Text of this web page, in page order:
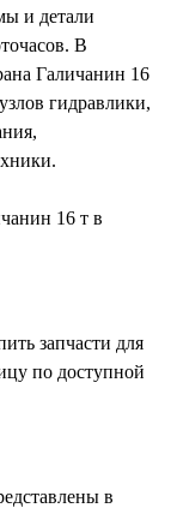
и детали
В
Галичанин 16
гидравлики,
16 т в
запчасти для
по доступной
в